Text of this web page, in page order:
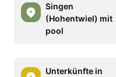
Singen
(Hohentwiel) mit
pool
Unterkünfte in